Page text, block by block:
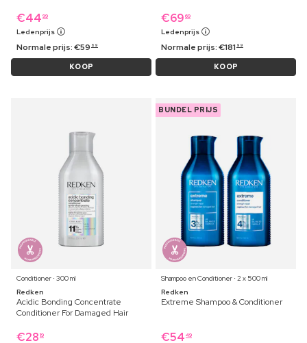
€44 99
Ledenprijs
Normale prijs:€59 69
KOOP
€69 69
Ledenprijs
Normale prijs:€181 99
KOOP
Conditioner ⋅ 300 ml
Redken
Acidic Bonding Concentrate
Conditioner For Damaged Hair
€28 19
BUNDEL PRIJS
Shampoo en Conditioner ⋅ 2 x 500 ml
Redken
Extreme Shampoo & Conditioner
€54 49